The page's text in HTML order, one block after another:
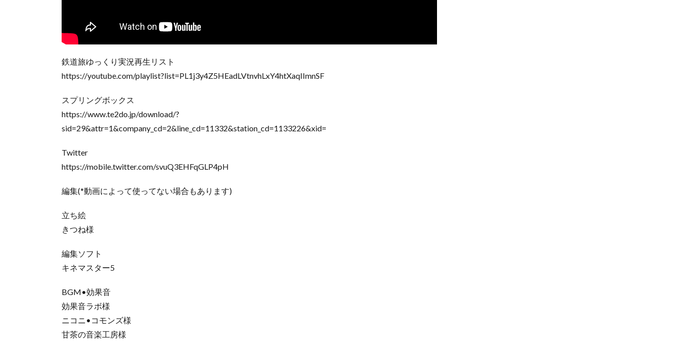
鉄道旅ゆっくり実況再生リスト
https://youtube.com/playlist?list=PL1j3y4Z5HEadLVtnvhLxY4htXaqIImnSF
スプリングボックス
https://www.te2do.jp/download/?
sid=29&attr=1&company_cd=2&line_cd=11332&station_cd=1133226&xid=
Twitter
https://mobile.twitter.com/svuQ3EHFqGLP4pH
編集(*動画によって使ってない場合もあります)
立ち絵
きつね様
編集ソフト
キネマスター5
BGM•効果音
効果音ラボ様
ニコニ•コモンズ様
甘茶の音楽工房様